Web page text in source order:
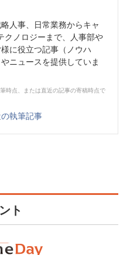
人事、日常業務からキャ
クノロジーまで、人事部や
に役立つ記事（ノウハ
ニュースを提供していま
時点、または直近の記事の寄稿時点で
執筆記事
ト